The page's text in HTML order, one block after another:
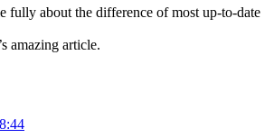
fully about the difference of most up-to-date
amazing article.